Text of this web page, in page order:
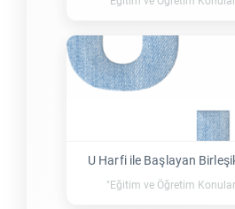
U Harfi ile Başlayan
"Eğitim ve Öğretim